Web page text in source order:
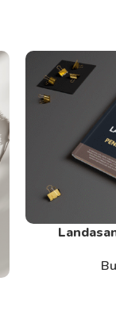
Read More